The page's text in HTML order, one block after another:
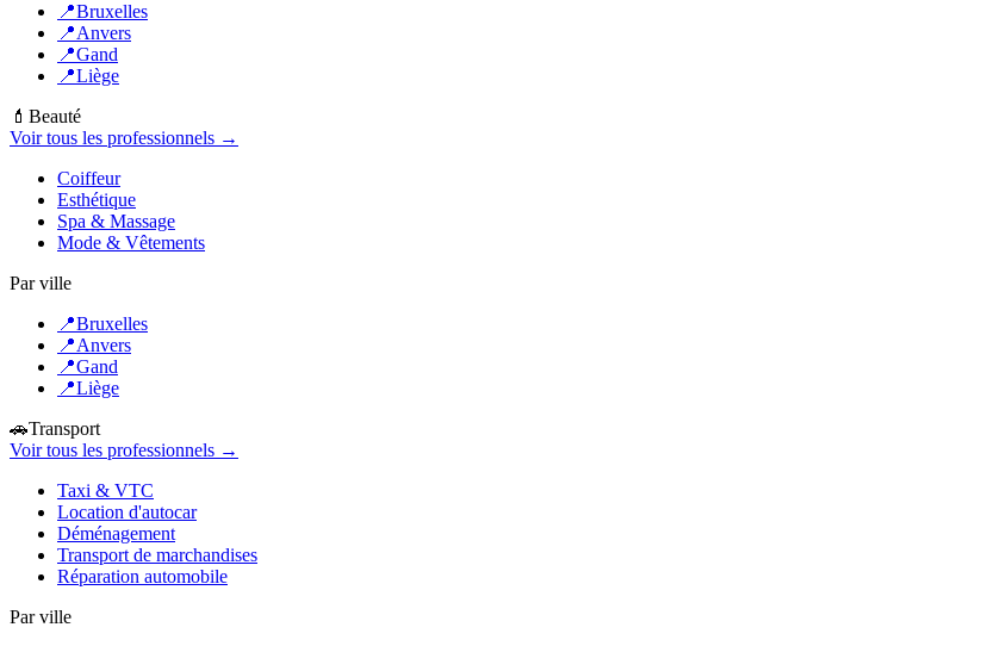
📍Bruxelles
📍Anvers
📍Gand
📍Liège
💄 Beauté
Voir tous les professionnels →
Coiffeur
Esthétique
Spa & Massage
Mode & Vêtements
Par ville
📍Bruxelles
📍Anvers
📍Gand
📍Liège
🚗Transport
Voir tous les professionnels →
Taxi & VTC
Location d'autocar
Déménagement
Transport de marchandises
Réparation automobile
Par ville